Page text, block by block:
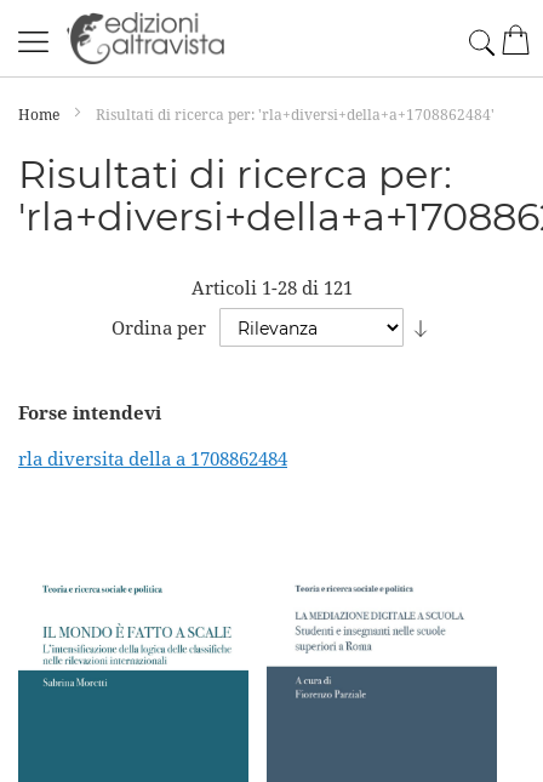
al
contenuto
Home Risultati di ricerca per: 'rla+diversi+della+a+1708862484'
Risultati di ricerca per:
Articoli 1-28di 121
Ordina per
Forse intendevi
rla diversita della a 1708862484